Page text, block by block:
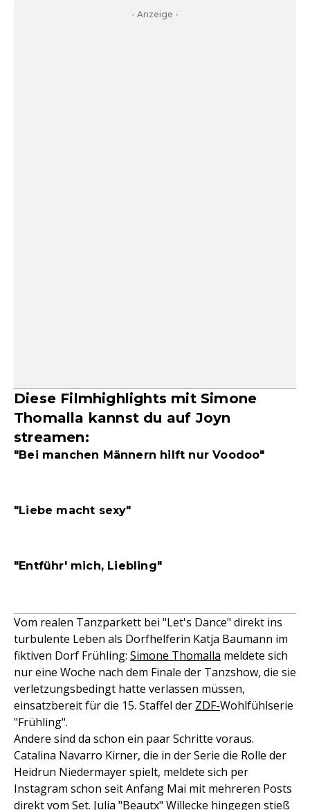
- Anzeige -
Diese Filmhighlights mit Simone
Thomalla kannst du auf Joyn
streamen:
"Bei manchen Männern hilft nur Voodoo"
"Liebe macht sexy"
"Entführ' mich, Liebling"
Vom realen Tanzparkett bei "Let's Dance" direkt ins
turbulente Leben als Dorfhelferin Katja Baumann im
fiktiven Dorf Frühling: Simone Thomalla meldete sich
nur eine Woche nach dem Finale der Tanzshow, die sie
verletzungsbedingt hatte verlassen müssen,
einsatzbereit für die 15. Staffel der ZDF-Wohlfühlserie
"Frühling".
Andere sind da schon ein paar Schritte voraus.
Catalina Navarro Kirner, die in der Serie die Rolle der
Heidrun Niedermayer spielt, meldete sich per
Instagram schon seit Anfang Mai mit mehreren Posts
direkt vom Set. Julia "Beautx" Willecke hingegen stieß